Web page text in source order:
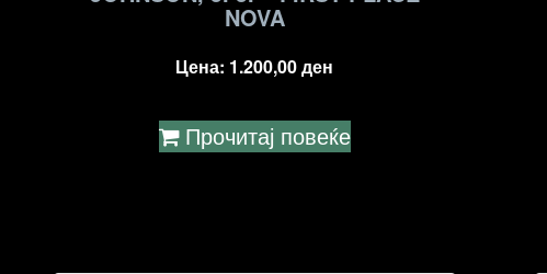
NOVA
Цена: 1.200,00ден
Прочитај повеќе